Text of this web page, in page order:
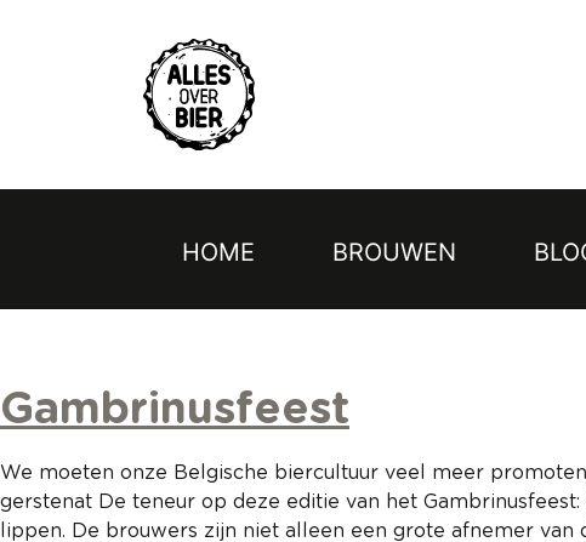
Hoofdnavigatie
HOME BROUWEN
Gambrinusfeest
We moeten onze Belgische biercultuur veel meer
gerstenat De teneur op deze editie van het
lippen. De brouwers zijn niet alleen een grote afnemer